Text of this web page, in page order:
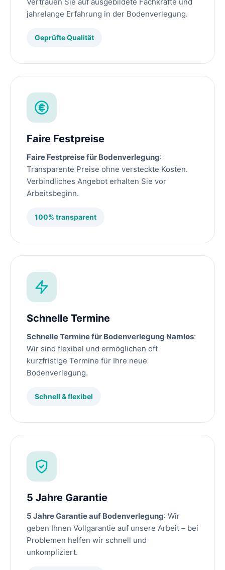
jahrelange Erfahrung in der Bodenverlegung.
Geprüfte Qualität
Faire Festpreise
Faire Festpreise für Bodenverlegung:
Transparente Preise ohne versteckte Kosten.
Verbindliches Angebot erhalten Sie vor
Arbeitsbeginn.
100% transparent
Schnelle Termine
Schnelle Termine für Bodenverlegung Namlos:
Wir sind flexibel und ermöglichen oft
kurzfristige Termine für Ihre neue
Bodenverlegung.
Schnell & flexibel
5 Jahre Garantie
5 Jahre Garantie auf Bodenverlegung: Wir
geben Ihnen Vollgarantie auf unsere Arbeit – bei
Problemen helfen wir schnell und
unkompliziert.